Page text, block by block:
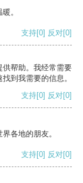
。
支持[0] 反对[0]
供帮助。我经常需要
到我需要的信息。
支持[0] 反对[0]
各地的朋友。
支持[0] 反对[0]